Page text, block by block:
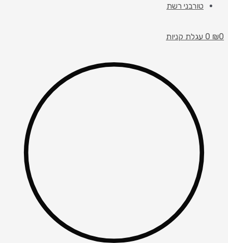
טורבני רשת
₪0
0 עגלת קניות